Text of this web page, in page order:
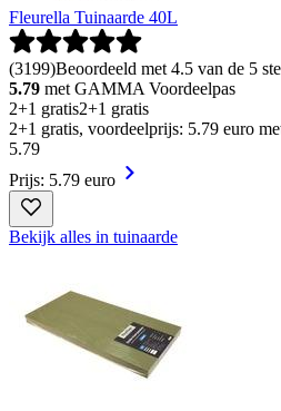
Fleurella Tuinaarde 40L
(3199)Beoordeeld met 4.5 van de 5
5.79 met GAMMA Voordeelpas
2+1 gratis2+1 gratis
2+1 gratis, voordeelprijs: 5.79 euro
5.79
Prijs: 5.79 euro
Bekijk alles in tuinaarde